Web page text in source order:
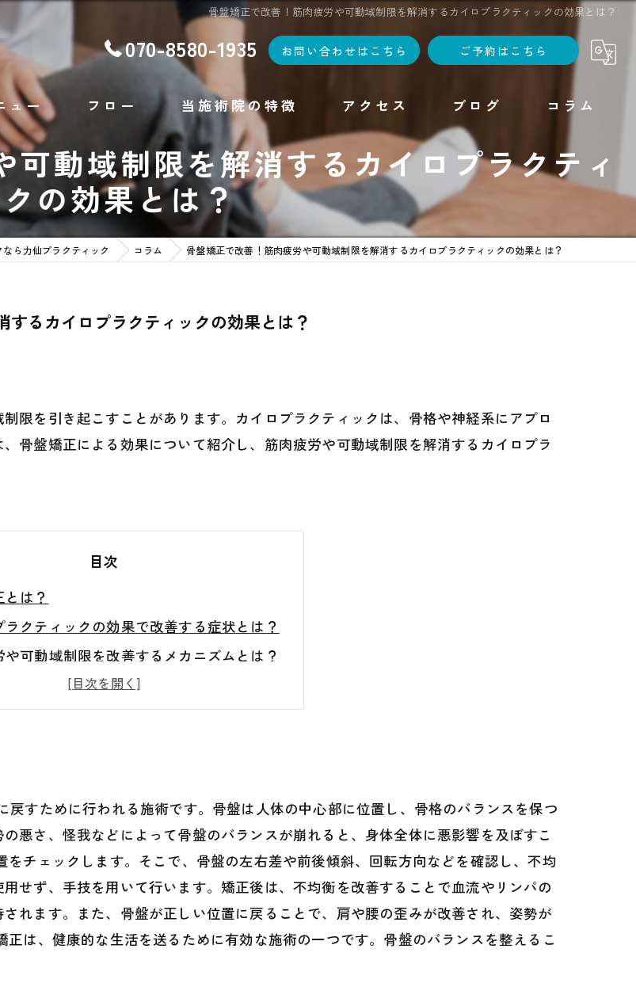
骨盤矯正で改善！筋肉疲労や可動域制限を解消するカイロプラクティックの効果とは？
070-8580-1935 お問い合わせはこちら ご予約はこちら
ュー フロー 当施術院の特徴
腰痛
肩こり
不眠
アクセス ブログ コラム
動域制限を解消するカイロプラクティ
の効果とは？
ら力仙プラクティック コラム 骨盤矯正で改善！筋肉疲労や可動域制限を解消するカイロプラクティックの効果とは？
るカイロプラクティックの効果とは？
限を引き起こすことがあります。カイロプラクティックは、骨格や神経系にアプロ
骨盤矯正による効果について紹介し、筋肉疲労や可動域制限を解消するカイロプラ
目次
は？
ラクティックの効果で改善する症状とは？
や可動域制限を改善するメカニズムとは？
を受ける前後の症状や体の変化
ラクティックで健やかな体を取り戻そう！
すために行われる施術です。骨盤は人体の中心部に位置し、骨格のバランスを保つ
悪さ、怪我などによって骨盤のバランスが崩れると、身体全体に悪影響を及ぼすこ
チェックします。そこで、骨盤の左右差や前後傾斜、回転方向などを確認し、不均
せず、手技を用いて行います。矯正後は、不均衡を改善することで血流やリンパの
れます。また、骨盤が正しい位置に戻ることで、肩や腰の歪みが改善され、姿勢が
は、健康的な生活を送るために有効な施術の一つです。骨盤のバランスを整えるこ